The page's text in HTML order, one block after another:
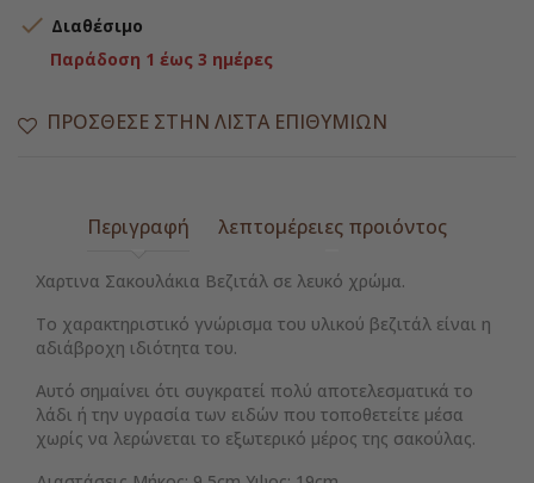
 Διαθέσιμο
Παράδοση 1 έως 3 ημέρες
ΠΡΌΣΘΕΣΕ ΣΤΗΝ ΛΊΣΤΑ ΕΠΙΘΥΜΙΏΝ
Περιγραφή λεπτομέρειες προιόντος
Χαρτινα Σακουλάκια Βεζιτάλ σε λευκό χρώμα.
Το χαρακτηριστικό γνώρισμα του υλικού βεζιτάλ είναι η
αδιάβροχη ιδιότητα του.
Αυτό σημαίνει ότι συγκρατεί πολύ αποτελεσματικά το
λάδι ή την υγρασία των ειδών που τοποθετείτε μέσα
χωρίς να λερώνεται το εξωτερικό μέρος της σακούλας.